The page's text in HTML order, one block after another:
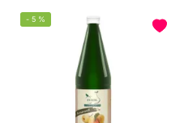
- 5 %